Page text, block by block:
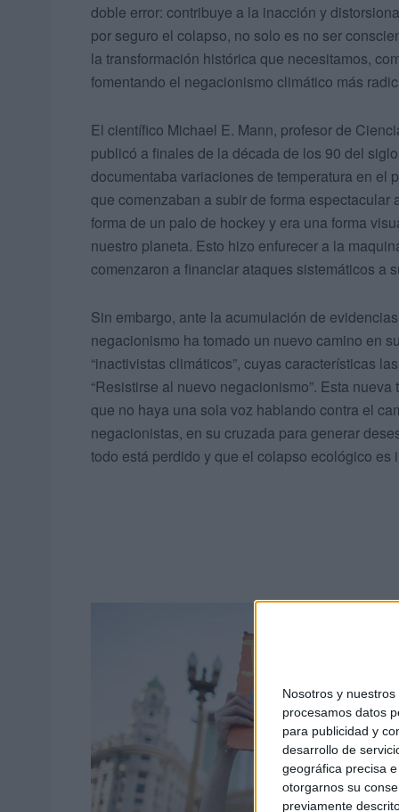
Nosotros y nuestros
procesamos datos
para publicidad y
desarrollo de
geográfica precisa
otorgarnos su
previamente
doble error: contribuye a la inacción y
por seguro el colapso, no solo es no ser
la transformación histórica que necesitamos,
fomentando el negacionismo climático más
El científico Michael E. Mann, profesor de
publicó a finales de la década de los 90 del
documentaba variaciones de temperatura en el
que comenzaban a subir de forma
forma de un palo de hockey y era una forma
nuestro planeta. Esto hizo enfurecer a la
comenzaron a financiar ataques sistemáticos a
Sin embargo, ante la acumulación de
negacionismo ha tomado un nuevo camino en
“inactivistas climáticos”, cuyas características
“Resistirse al nuevo negacionismo”. Esta
que no haya una sola voz hablando contra el
negacionistas, en su cruzada para generar
todo está perdido y que el colapso ecológico es